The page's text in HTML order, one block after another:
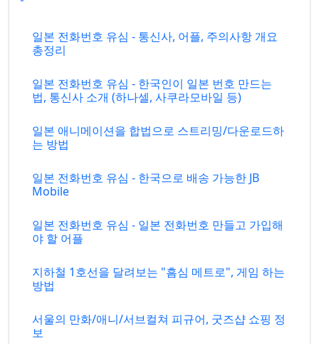
일본 전화번호 유심 - 통신사, 어플, 주의사항 개요
총정리
일본 전화번호 유심 - 한국인이 일본 번호 만드는
법, 통신사 소개 (하나셀, 사쿠라모바일 등)
일본 애니메이션을 합법으로 스트리밍/다운로드하
는 방법
일본 전화번호 유심 - 한국으로 배송 가능한 JB
Mobile
일본 전화번호 유심 - 일본 전화번호 만들고 가입해
야 할 어플
지하철 1호선을 달려보는 "흠심 메트로", 게임 하는
방법
서울의 만화/애니/서브컬쳐 피규어, 굿즈샵 쇼핑 정
보